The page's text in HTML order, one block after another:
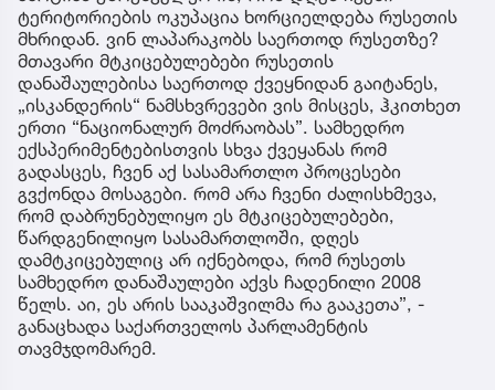
ტერიტორიების ოკუპაცია ხორციელდება რუსეთის
მხრიდან. ვინ ლაპარაკობს საერთოდ რუსეთზე?
მთავარი მტკიცებულებები რუსეთის
დანაშაულებისა საერთოდ ქვეყნიდან გაიტანეს,
„ისკანდერის“ ნამსხვრევები ვის მისცეს, ჰკითხეთ
ერთი “ნაციონალურ მოძრაობას”. სამხედრო
ექსპერიმენტებისთვის სხვა ქვეყანას რომ
გადასცეს, ჩვენ აქ სასამართლო პროცესები
გვქონდა მოსაგები. რომ არა ჩვენი ძალისხმევა,
რომ დაბრუნებულიყო ეს მტკიცებულებები,
წარდგენილიყო სასამართლოში, დღეს
დამტკიცებულიც არ იქნებოდა, რომ რუსეთს
სამხედრო დანაშაულები აქვს ჩადენილი 2008
წელს. აი, ეს არის სააკაშვილმა რა გააკეთა”, -
განაცხადა საქართველოს პარლამენტის
თავმჯდომარემ.